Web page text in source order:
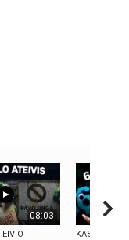
08:03
KAS TAS